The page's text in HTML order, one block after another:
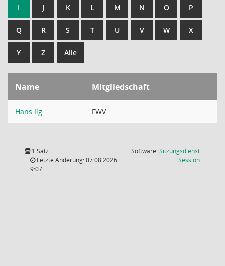
I J K L M N O P
Q R S T U V W X
Y Z Alle
Name Mitgliedschaft
Hans Ilg FWV
1 Satz
Letzte Änderung: 07.08.2026
9:07
Software:Sitzungsdienst
Session(Wird in